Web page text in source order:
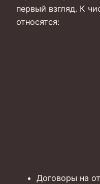
первый взгляд. К
относятся:
Договоры на